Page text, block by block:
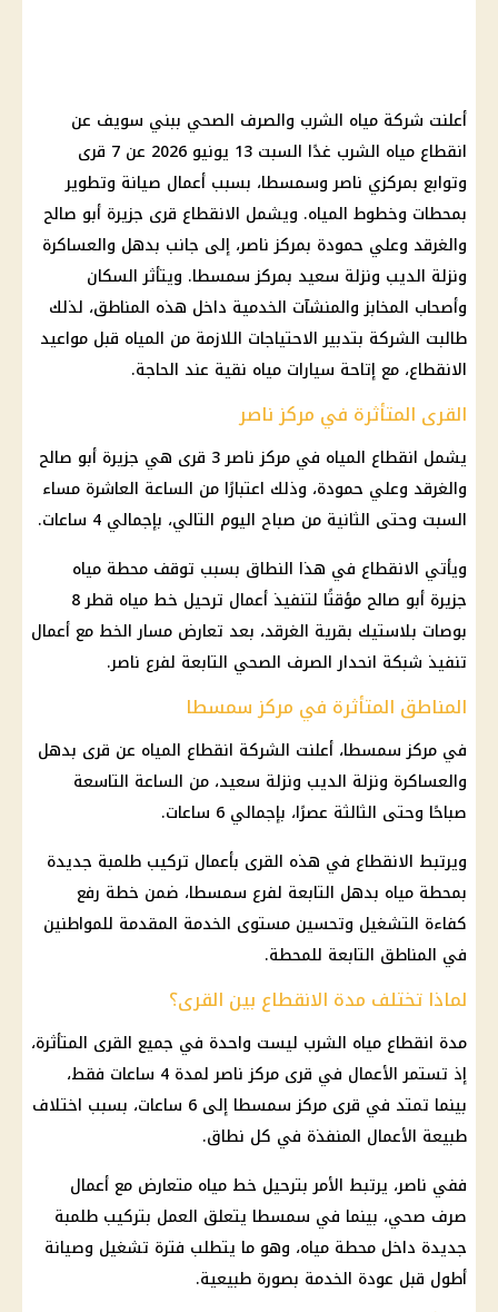
أعلنت شركة مياه الشرب والصرف الصحي ببني سويف عن
انقطاع مياه الشرب غدًا السبت 13 يونيو 2026 عن 7 قرى
وتوابع بمركزي ناصر وسمسطا، بسبب أعمال صيانة وتطوير
بمحطات وخطوط المياه. ويشمل الانقطاع قرى جزيرة أبو صالح
والغرقد وعلي حمودة بمركز ناصر، إلى جانب بدهل والعساكرة
ونزلة الديب ونزلة سعيد بمركز سمسطا. ويتأثر السكان
وأصحاب المخابز والمنشآت الخدمية داخل هذه المناطق، لذلك
طالبت الشركة بتدبير الاحتياجات اللازمة من المياه قبل مواعيد
الانقطاع، مع إتاحة سيارات مياه نقية عند الحاجة.
القرى المتأثرة في مركز ناصر
يشمل انقطاع المياه في مركز ناصر 3 قرى هي جزيرة أبو صالح
والغرقد وعلي حمودة، وذلك اعتبارًا من الساعة العاشرة مساء
السبت وحتى الثانية من صباح اليوم التالي، بإجمالي 4 ساعات.
ويأتي الانقطاع في هذا النطاق بسبب توقف محطة مياه
جزيرة أبو صالح مؤقتًا لتنفيذ أعمال ترحيل خط مياه قطر 8
بوصات بلاستيك بقرية الغرقد، بعد تعارض مسار الخط مع أعمال
تنفيذ شبكة انحدار الصرف الصحي التابعة لفرع ناصر.
المناطق المتأثرة في مركز سمسطا
في مركز سمسطا، أعلنت الشركة انقطاع المياه عن قرى بدهل
والعساكرة ونزلة الديب ونزلة سعيد، من الساعة التاسعة
صباحًا وحتى الثالثة عصرًا، بإجمالي 6 ساعات.
ويرتبط الانقطاع في هذه القرى بأعمال تركيب طلمبة جديدة
بمحطة مياه بدهل التابعة لفرع سمسطا، ضمن خطة رفع
كفاءة التشغيل وتحسين مستوى الخدمة المقدمة للمواطنين
في المناطق التابعة للمحطة.
لماذا تختلف مدة الانقطاع بين القرى؟
مدة انقطاع مياه الشرب ليست واحدة في جميع القرى المتأثرة،
إذ تستمر الأعمال في قرى مركز ناصر لمدة 4 ساعات فقط،
بينما تمتد في قرى مركز سمسطا إلى 6 ساعات، بسبب اختلاف
طبيعة الأعمال المنفذة في كل نطاق.
ففي ناصر، يرتبط الأمر بترحيل خط مياه متعارض مع أعمال
صرف صحي، بينما في سمسطا يتعلق العمل بتركيب طلمبة
جديدة داخل محطة مياه، وهو ما يتطلب فترة تشغيل وصيانة
أطول قبل عودة الخدمة بصورة طبيعية.